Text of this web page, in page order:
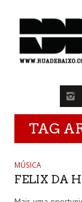
TAG
MÚSICA
FELIX DA